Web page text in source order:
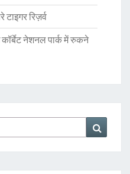
रिज़र्व
कॉर्बेट नेशनल पार्क में रुकने